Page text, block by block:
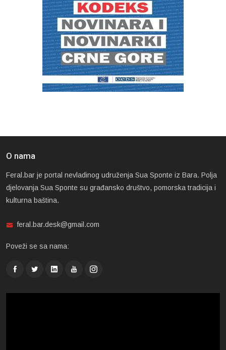
O nama
Feral.bar je portal nevladinog udruženja Sua Sponte iz Bara. Polja
djelovanja Sua Sponte su građansko društvo, pomorska tradicija i
kulturna baština.
feral.bar.desk@gmail.com
Poveži se sa nama: